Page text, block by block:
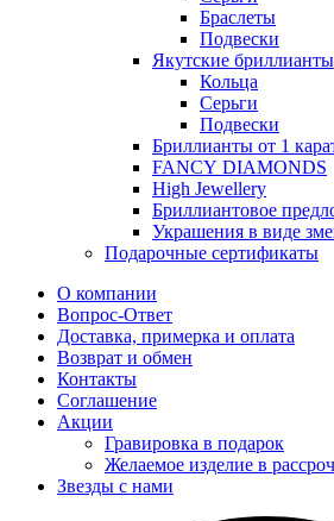
Браслеты
Подвески
Якутские бриллианты
Кольца
Серьги
Подвески
Бриллианты от 1
FANCY DIAMONDS
High Jewellery
Бриллиантовое
Украшения в виде
Подарочные сертификаты
О компании
Вопрос-Ответ
Доставка, примерка и оплата
Возврат и обмен
Контакты
Соглашение
Акции
Гравировка в подарок
Желаемое изделие в
Звезды с нами